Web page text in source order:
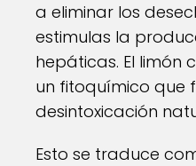
a eliminar los
estimulas la
hepáticas. El limón
un fitoquímico que
desintoxicación
Esto se traduce